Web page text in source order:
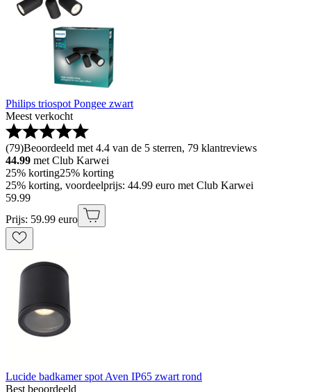
Philips triospot Pongee zwart
Meest verkocht
(79)Beoordeeld met 4.4 van de 5 sterren, 79 klantreviews
44.99 met Club Karwei
25% korting25% korting
25% korting, voordeelprijs: 44.99 euro met Club Karwei
59.99
Prijs: 59.99 euro
Lucide badkamer spot Aven IP65 zwart rond
Best beoordeeld